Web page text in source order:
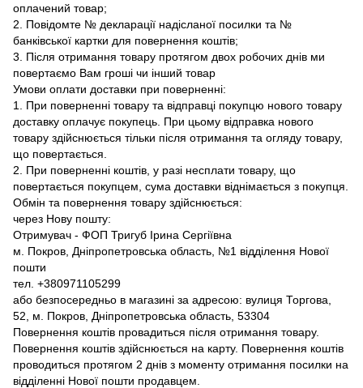
оплачений товар;
2. Повідомте № декларації надісланої посилки та №
банківської картки для повернення коштів;
3. Після отримання товару протягом двох робочих днів ми
повертаємо Вам гроші чи інший товар
Умови оплати доставки при поверненні:
1. При поверненні товару та відправці покупцю нового товару
доставку оплачує покупець. При цьому відправка нового
товару здійснюється тільки після отримання та огляду товару,
що повертається.
2. При поверненні коштів, у разі несплати товару, що
повертається покупцем, сума доставки віднімається з покупця.
Обмін та повернення товару здійснюється:
через Нову пошту:
Отримувач - ФОП Тригуб Ірина Сергіївна
м. Покров, Дніпропетровська область, №1 відділення Нової
пошти
тел. +380971105299
або безпосередньо в магазині за адресою: вулиця Торгова,
52, м. Покров, Дніпропетровська область, 53304
Повернення коштів провадиться після отримання товару.
Повернення коштів здійснюється на карту. Повернення коштів
проводиться протягом 2 днів з моменту отримання посилки на
відділенні Нової пошти продавцем.